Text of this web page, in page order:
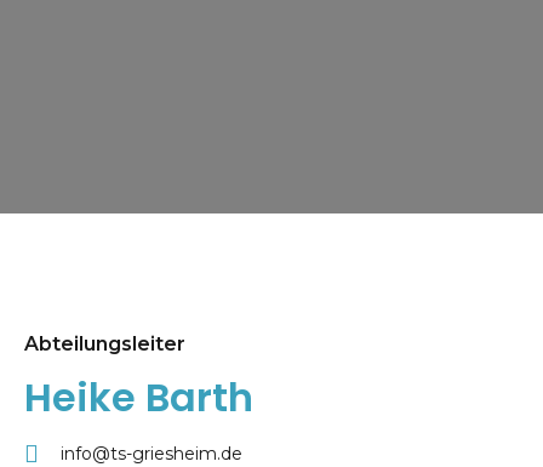
Abteilungsleiter
Heike Barth
info@ts-griesheim.de